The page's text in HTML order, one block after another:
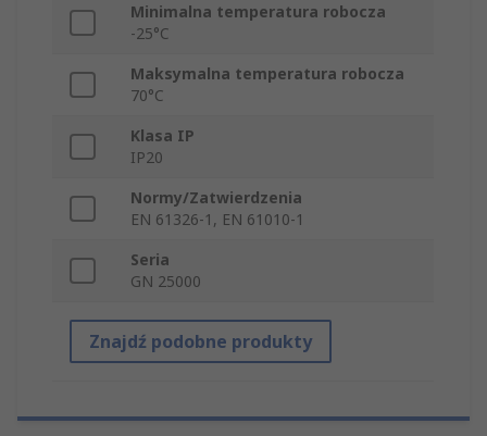
Minimalna temperatura robocza
-25°C
Maksymalna temperatura robocza
70°C
Klasa IP
IP20
Normy/Zatwierdzenia
EN 61326-1, EN 61010-1
Seria
GN 25000
Znajdź podobne produkty